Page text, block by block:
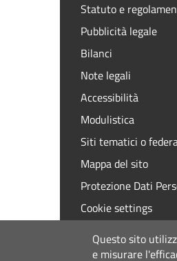
Statuto e
Pubblicità legale
Bilanci
Note legali
Accessibilità
Modulistica
Siti tematici o
Mappa del sito
Protezione Dati
Cookie settings
Questo sito
e misurare